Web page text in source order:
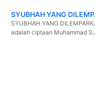
SYUBHAH YANG
SYUBHAH YANG
adalah ciptaan Muhammad